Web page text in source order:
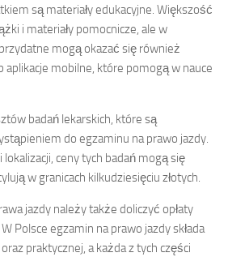
są materiały edukacyjne. Większość
i materiały pomocnicze, ale w
mogą okazać się również
aplikacje mobilne, które pomogą w nauce
badań lekarskich, które są
do egzaminu na prawo jazdy.
ceny tych badań mogą się
w granicach kilkudziesięciu złotych.
jazdy należy także doliczyć opłaty
Polsce egzamin na prawo jazdy składa
praktycznej, a każda z tych części